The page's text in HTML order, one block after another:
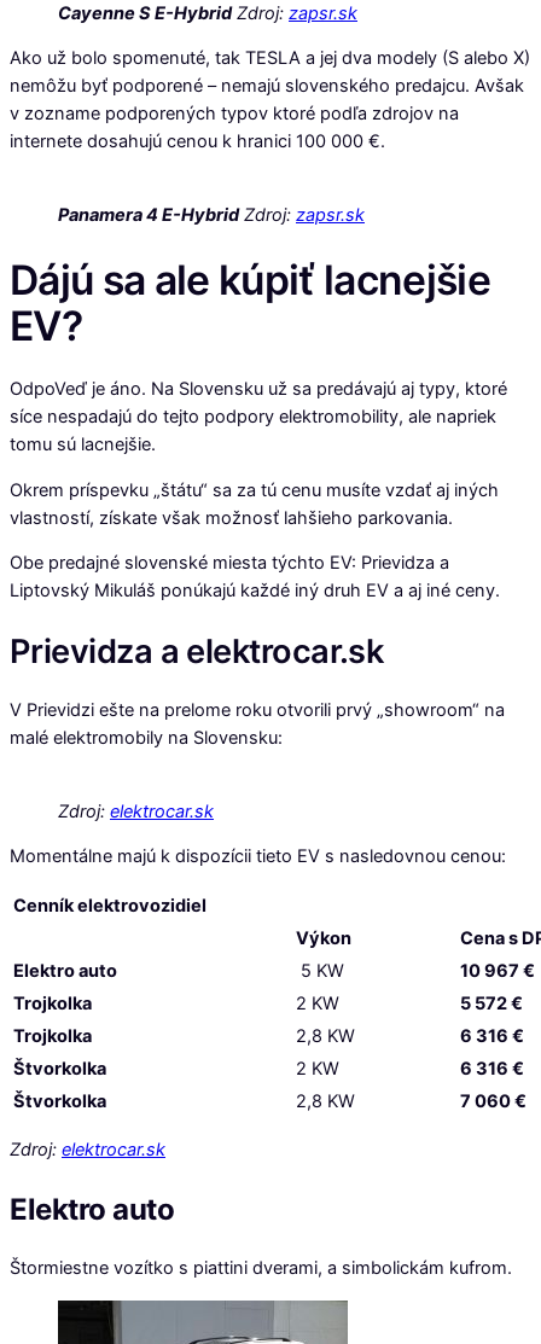
Cayenne S E-HybridZdroj: zapsr.sk
Ako už bolo spomenuté, tak TESLA a jej dva modely (S alebo X)
nemôžu byť podporené – nemajú slovenského predajcu. Avšak
v zozname podporených typov ktoré podľa zdrojov na
internete dosahujú cenou k hranici 100 000 €.
Panamera 4 E-HybridZdroj: zapsr.sk
Dájú sa ale kúpiť lacnejšie
EV?
OdpoVeď je áno. Na Slovensku už sa predávajú aj typy, ktoré
síce nespadajú do tejto podpory elektromobility, ale napriek
tomu sú lacnejšie.
Okrem príspevku „štátu“ sa za tú cenu musíte vzdať aj iných
vlastností, získate však možnosť lahšieho parkovania.
Obe predajné slovenské miesta týchto EV: Prievidza a
Liptovský Mikuláš ponúkajú každé iný druh EV a aj iné ceny.
Prievidza a elektrocar.sk
V Prievidzi ešte na prelome roku otvorili prvý „showroom“ na
malé elektromobily na Slovensku:
Zdroj: elektrocar.sk
Momentálne majú k dispozícii tieto EV s nasledovnou cenou:
Cenník elektrovozidiel
Výkon
Cena s
Elektro auto
5 KW 10 967 €
Trojkolka
2 KW 5 572€
Trojkolka
2,8 KW 6 316 €
Štvorkolka
2 KW 6 316 €
Štvorkolka
2,8 KW 7 060€
Zdroj: elektrocar.sk
Elektro auto
Štormiestne vozítko s piattini dverami, a simbolickám kufrom.